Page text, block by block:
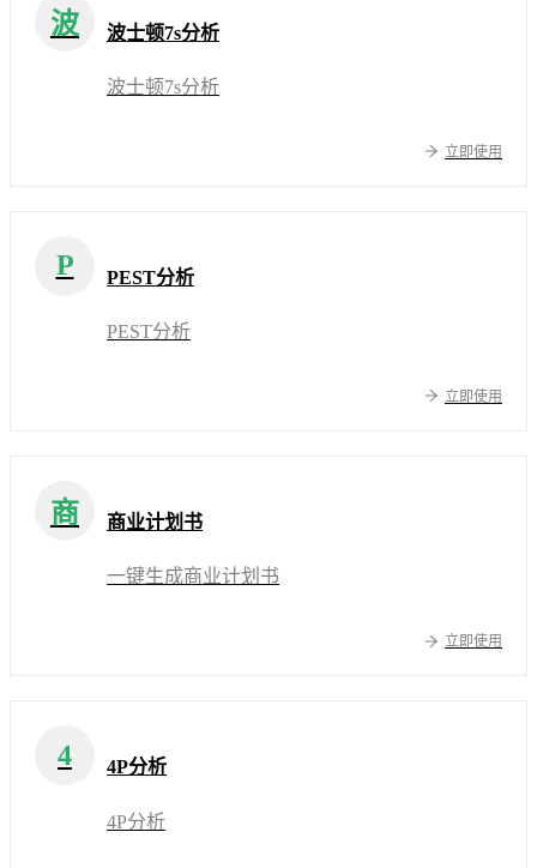
波 波士顿7s分析
波士顿7s分析
立即使用
P PEST分析
PEST分析
立即使用
商 商业计划书
一键生成商业计划书
立即使用
4 4P分析
4P分析